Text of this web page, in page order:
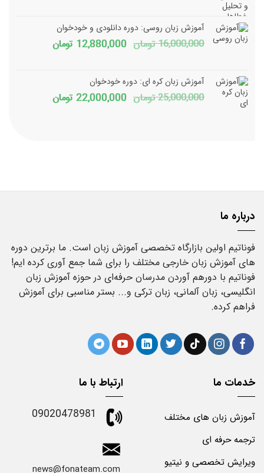
1,800,000 تومان
بود.
است.آموزش زبان روسی: دوره دانلودی و خودخوان
16,000,000 تومان قیمت
بود.
12,880,000 تومانقیمت
آموزش زبان کره ای: دوره خودخوان
25,000,000 تومان قیمت
22,000,000 تومانقیمت
درباره ما
فوناتیم اولین بازارگاه تخصصی آموزش زبان است. ما برترین دوره
های آموزش زبان خارجی مختلف را برای شما جمع آوری کرده ایم!
فوناتیم با دورهم آوردن مدرسان حرفه‌ای در حوزه آموزش زبان
انگلیسی، زبان آلمانی، زبان ترکی و... بستر مناسبی برای آموزش
فراهم کرده.
خدمات ما
آموزش زبان های مختلف
ترجمه حرفه ای
ویرایش تخصصی و نیتیو
ارتباط با ما
09020478981
news@fonateam.com